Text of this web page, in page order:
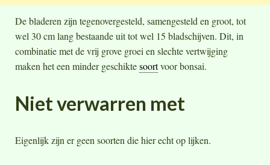
De bladeren zijn tegenovergesteld, samengesteld en groot, tot
wel 30 cm lang bestaande uit tot wel 15 bladschijven. Dit, in
combinatie met de vrij grove groei en slechte vertwijging
maken het een minder geschiktesoortvoor bonsai.
Niet verwarren met
Eigenlijk zijn er geen soorten die hier echt op lijken.